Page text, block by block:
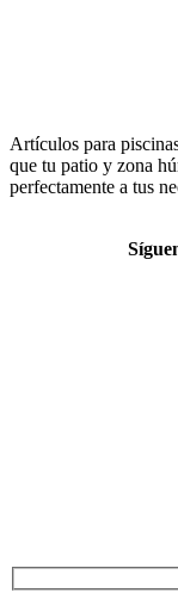
Artículos para
que tu patio y zona
perfectamente a tus